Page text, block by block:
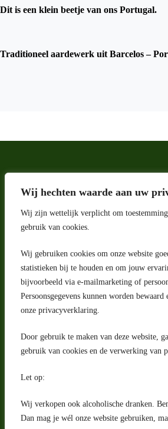
Wij hechten waarde aan uw
Wij zijn wettelijk verplicht om
gebruik van cookies.
Wij gebruiken cookies om onze website
statistieken bij te houden en om jouw
bijvoorbeeld via e-mailmarketing of
Persoonsgegevens kunnen worden
onze privacyverklaring.
Door gebruik te maken van deze website,
gebruik van cookies en de verwerking van
Let op:
Wij verkopen ook alcoholische dranken.
Dan mag je wél onze website gebruiken,
Dit is een klein beetje van ons Portugal.
Traditioneel aardewerk uit Barcelos –
Adres
Riga 4 E
2993 LW Barendrecht
Nederland
Contact
klantenservice@portugeseproducten.nl
Facebook
Herroepingsrecht